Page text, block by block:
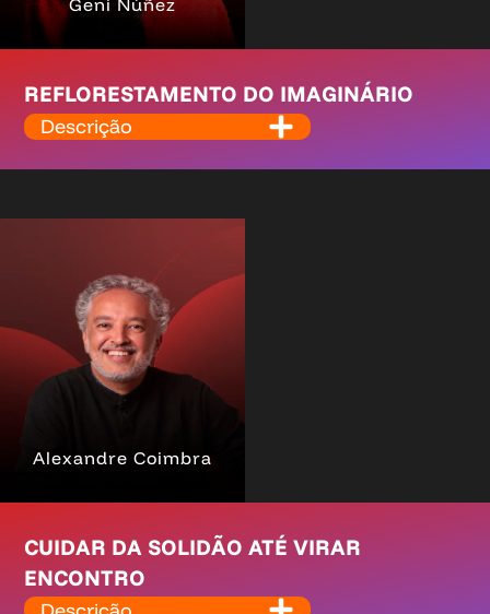
Geni Núñez
REFLORESTAMENTO DO IMAGINÁRIO
Descrição
Alexandre Coimbra
CUIDAR DA SOLIDÃO ATÉ VIRAR
ENCONTRO